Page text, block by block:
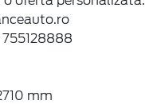
mm